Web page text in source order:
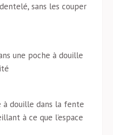
dentelé, sans les couper
une poche à douille
douille dans la fente
à ce que l’espace